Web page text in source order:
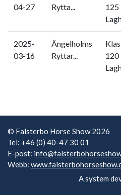
04-27
Rytta...
125
2025-
03-16
Ängelholms
Ryttar...
120
© Falsterbo Horse Show 2026
Tel: +46 (0) 40-47 30 01
E-post:
Webb:
A system